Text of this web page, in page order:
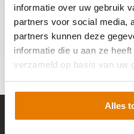
informatie over uw gebruik
partners voor social media,
partners kunnen deze
informatie die u aan ze
verzameld op basis van uw
Alles
Clickfit Evo Eindkap
Zwart
€ 1,95